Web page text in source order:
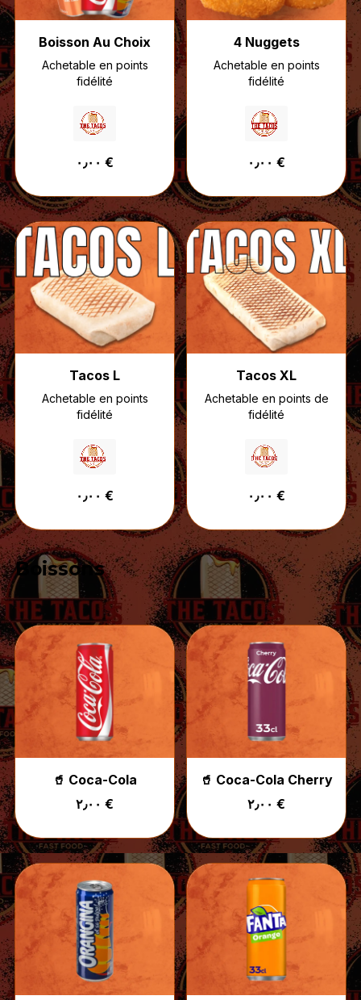
Boisson Au Choix
Achetable en points
fidélité
٠٫٠٠ €
4 Nuggets
Achetable en points
fidélité
٠٫٠٠ €
Tacos L
Achetable en points
fidélité
٠٫٠٠ €
Tacos XL
Achetable en points de
fidélité
٠٫٠٠ €
Boissons
🥤 Coca-Cola
٢٫٠٠ €
🥤 Coca-Cola Cherry
٢٫٠٠ €